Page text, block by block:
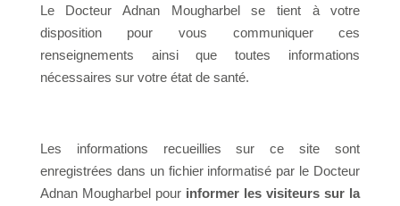
Le Docteur Adnan Mougharbel se tient à votre
disposition pour vous communiquer ces
renseignements ainsi que toutes informations
nécessaires sur votre état de santé.
Les informations recueillies sur ce site sont
enregistrées dans un fichier informatisé par le Docteur
Adnan Mougharbel pour informer les visiteurs sur la